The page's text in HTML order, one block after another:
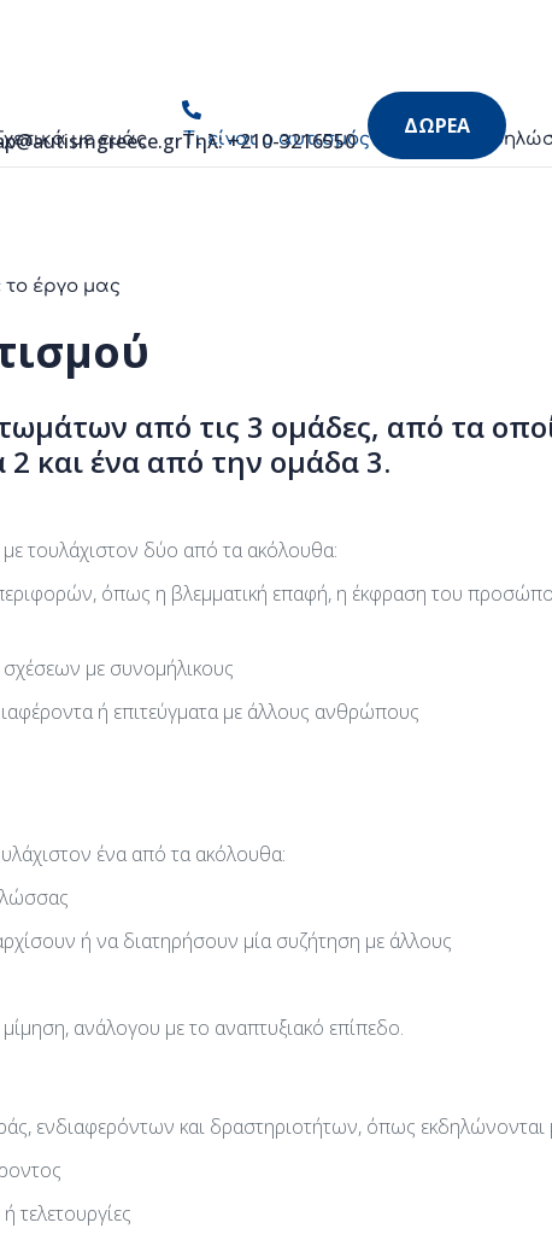
Τηλ: +210-3216550
ΔΩΡΕΑ
με εμάς Τι είναι ο αυτισμός Νέα &
το έργο μας
από τις 3 ομάδες, από τα
και ένα από την ομάδα 3.
τουλάχιστον δύο από τα ακόλουθα:
όπως η βλεμματική επαφή, η έκφραση του
με συνομήλικους
ή επιτεύγματα με άλλους ανθρώπους
ένα από τα ακόλουθα:
ή να διατηρήσουν μία συζήτηση με άλλους
ανάλογου με το αναπτυξιακό επίπεδο.
ενδιαφερόντων και δραστηριοτήτων, όπως
τελετουργίες